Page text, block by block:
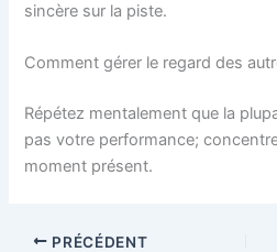
sincère sur la piste.
Comment gérer le regard des
Répétez mentalement que la
pas votre performance;
moment présent.
PRÉCÉDENT